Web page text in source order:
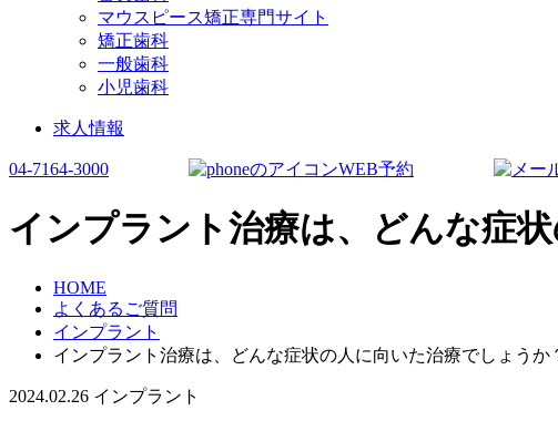
マウスピース矯正専門サイト
矯正歯科
一般歯科
小児歯科
求人情報
04-7164-3000 WEB予約
インプラント治療は、どんな症
HOME
よくあるご質問
インプラント
インプラント治療は、どんな症状の人に向いた治療でしょうか
2024.02.26 インプラント